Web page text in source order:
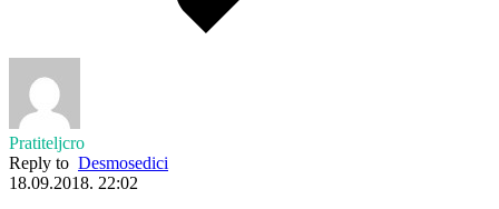
Pratiteljcro
Reply to Desmosedici
18.09.2018. 22:02